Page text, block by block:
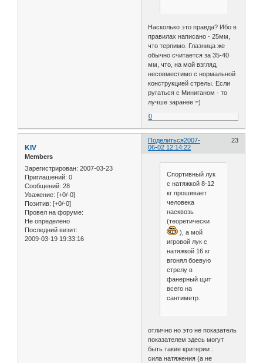
Насколько это правда? Ибо в
правилах написано - 25мм,
что терпимо. Глазница же
обычно считается за 35-40
мм, что, на мой взгляд,
несовместимо с нормальной
конструкцией стрелы. Если
ругаться с Миниганом - то
лучше заранее =)
0
Поделиться 23
2007-
06-02 12:14:22
KIV
Members
Зарегистрирован: 2007-03-23
Приглашений: 0
Сообщений: 28
Уважение: [+0/-0]
Позитив: [+0/-0]
Провел на форуме:
Не определено
Последний визит:
2009-03-19 19:33:16
Спортивный лук
с натяжкой 8-12
кг прошивает
человека
насквозь
(теоретически
), а мой
игровой лук с
натяжкой 16 кг
вгонял боевую
стрелу в
фанерный щит
всего на
сантиметр.
отлично но это не показатель
показателем здесь могут
быть такие критерии :
сила натяжения (а не